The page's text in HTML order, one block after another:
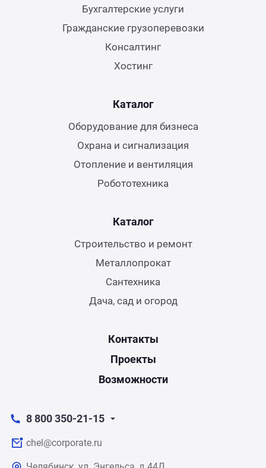
Бухгалтерские услуги
Гражданские грузоперевозки
Консалтинг
Хостинг
Каталог
Оборудование для бизнеса
Охрана и сигнализация
Отопление и вентиляция
Робототехника
Каталог
Строительство и ремонт
Металлопрокат
Сантехника
Дача, сад и огород
Контакты
Проекты
Возможности
8 800 350-21-15
chel@corporate.ru